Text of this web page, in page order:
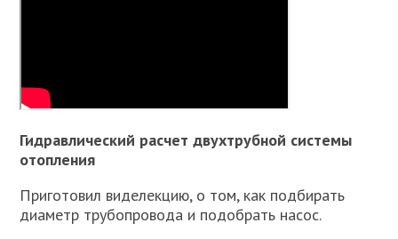
Гидравлический расчет двухтрубной системы
отопления
Приготовил виделекцию, о том, как подбирать
диаметр трубопровода и подобрать насос.